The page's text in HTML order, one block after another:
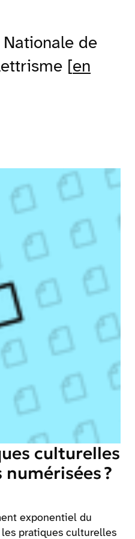
de
[en
culturelles
?
exponentiel du
pratiques culturelles